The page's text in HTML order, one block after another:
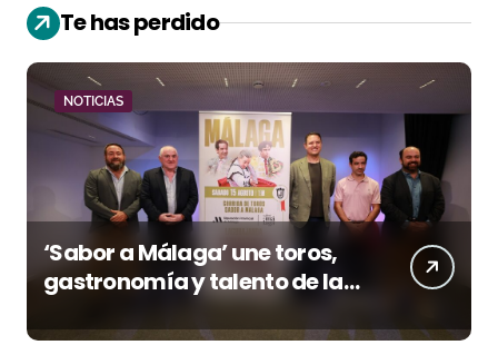
Te has perdido
NOTICIAS
‘Sabor a Málaga’ une toros,
gastronomía y talento de la
tierra en La Malagueta